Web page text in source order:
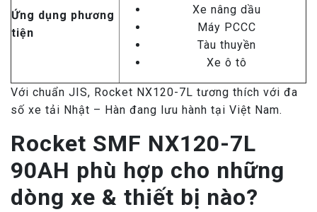
Ứng dụng phương
tiện
Xe nâng dầu
Máy PCCC
Tàu thuyền
Xe ô tô
Với chuẩn JIS, Rocket NX120-7L tương thích với đa
số xe tải Nhật – Hàn đang lưu hành tại Việt Nam.
Rocket SMF NX120-7L
90AH phù hợp cho những
dòng xe & thiết bị nào?